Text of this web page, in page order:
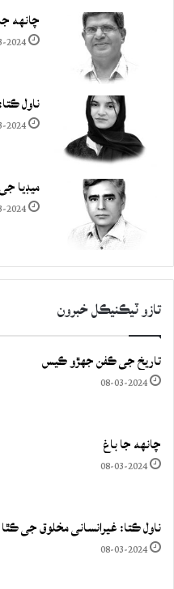
چانهه
2024
ناول
2024
ميڊيا
2024
تازو ٽيڪنيڪل خبرون
تاريخ جي ڪفن جھڙو ڪيس
08-03-2024
چانهه جا باغ
08-03-2024
ناول ڪتا: غيرانساني مخلوق جي ڪٿا
08-03-2024